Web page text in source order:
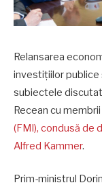
Relansarea
investițiilor publice
subiectele
Recean cu
(FMI), condusă de
Alfred Kammer.
Prim-ministrul